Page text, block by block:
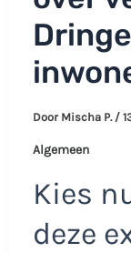
Door Mischa P. /
Algemeen
Kies
deze